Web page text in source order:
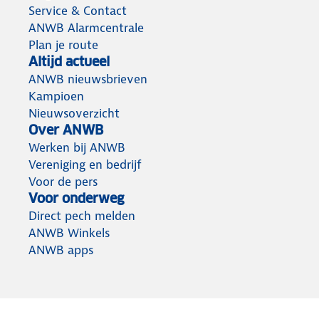
Service & Contact
ANWB Alarmcentrale
Plan je route
Altijd actueel
ANWB nieuwsbrieven
Kampioen
Nieuwsoverzicht
Over ANWB
Werken bij ANWB
Vereniging en bedrijf
Voor de pers
Voor onderweg
Direct pech melden
ANWB Winkels
ANWB apps